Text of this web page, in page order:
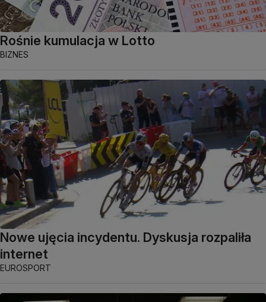
Rośnie kumulacja w Lotto
BIZNES
Nowe ujęcia incydentu. Dyskusja rozpaliła
internet
EUROSPORT